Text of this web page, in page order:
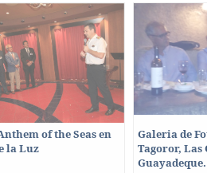
of the Seas en
la Luz
Galeria de
Tagoror, Las
Guayadeque.